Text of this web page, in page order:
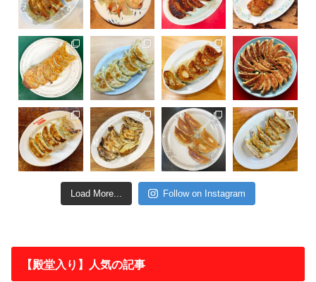
Load More... Follow on Instagram
【殿堂入り】人気の記事